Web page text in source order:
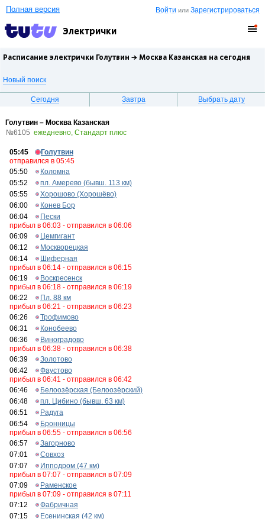
Войти илиЗарегистрироваться
Полная версия
Электрички
Расписание электрички Голутвин → Москва Казанская на сегодня
Новый поиск
Сегодня Завтра Выбрать дату
Голутвин – Москва Казанская
№6105 ежедневно, Стандарт плюс
05:45
Голутвин
отправился в 05:45
05:50
Коломна
05:52
пл. Амерево (бывш. 113 км)
05:55
Хорошово (Хорошёво)
06:00
Конев Бор
06:04
Пески
прибыл в 06:03 - отправился в 06:06
06:09
Цемгигант
06:12
Москворецкая
06:14
Шиферная
прибыл в 06:14 - отправился в 06:15
06:19
Воскресенск
прибыл в 06:18 - отправился в 06:19
06:22
Пл. 88 км
прибыл в 06:21 - отправился в 06:23
06:26
Трофимово
06:31
Конобеево
06:36
Виноградово
прибыл в 06:38 - отправился в 06:38
06:39
Золотово
06:42
Фаустово
прибыл в 06:41 - отправился в 06:42
06:46
Белоозёрская (Белоозёрский)
06:48
пл. Цибино (бывш. 63 км)
06:51
Радуга
06:54
Бронницы
прибыл в 06:55 - отправился в 06:56
06:57
Загорново
07:01
Совхоз
07:07
Ипподром (47 км)
прибыл в 07:07 - отправился в 07:09
07:09
Раменское
прибыл в 07:09 - отправился в 07:11
07:12
Фабричная
07:15
Есенинская (42 км)